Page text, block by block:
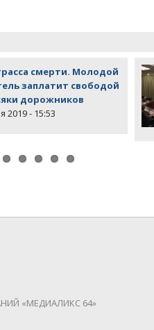
смерти. Молодой
заплатит свободой
дорожников
2019 - 15:53
«МЕДИАЛИКС 64»